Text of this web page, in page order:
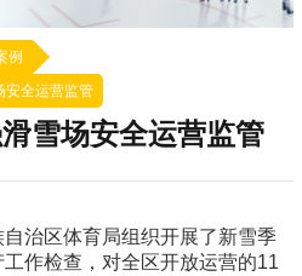
例
安全运营监管
雪场安全运营监管
治区体育局组织开展了新雪季
作检查，对全区开放运营的11